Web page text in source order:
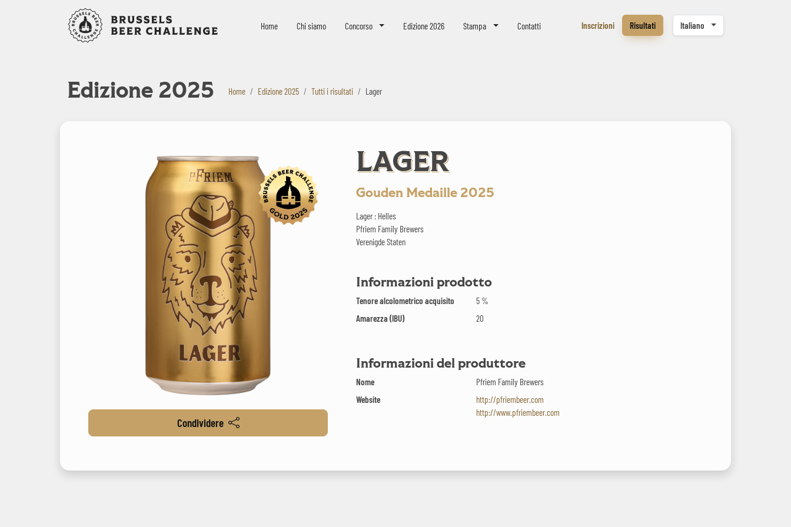
Home Chi siamo Concorso Edizione 2026 Stampa Contatti Inscrizioni Risultati Italiano
Edizione 2025 Home Edizione 2025 Tutti i risultati Lager
Condividere
LAGER
Gouden Medaille 2025
Lager : Helles
Pfriem Family Brewers
Verenigde Staten
Informazioni prodotto
Tenore alcolometrico acquisito
5 %
Amarezza (IBU)
20
Informazioni del produttore
Nome
Pfriem Family Brewers
Website
http://pfriembeer.com
http://www.pfriembeer.com